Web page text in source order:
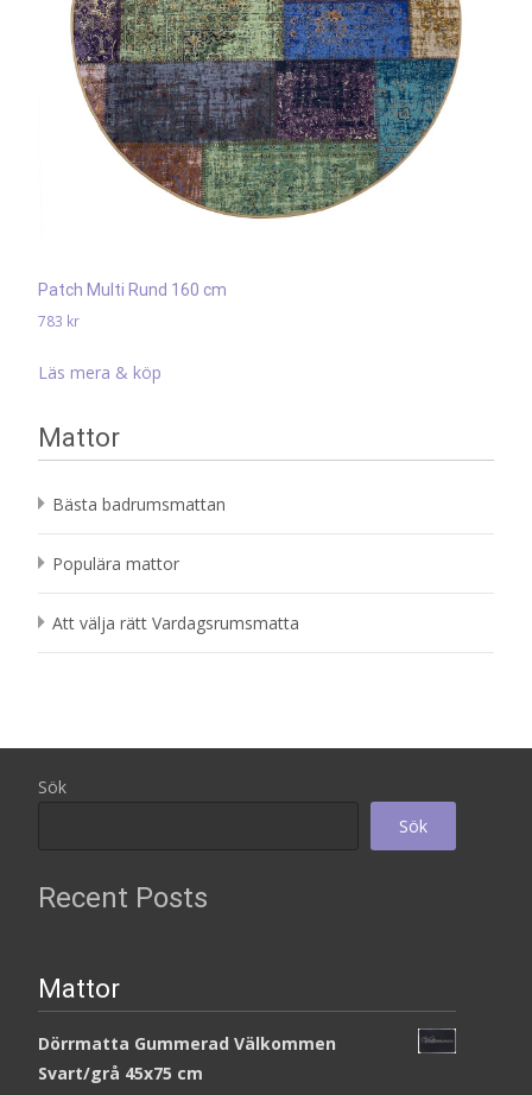
Patch Multi Rund 160 cm
783 kr
Läs mera & köp
Mattor
Bästa badrumsmattan
Populära mattor
Att välja rätt Vardagsrumsmatta
Sök
Sök
Recent Posts
Mattor
Dörrmatta Gummerad Välkommen
Svart/grå 45x75 cm